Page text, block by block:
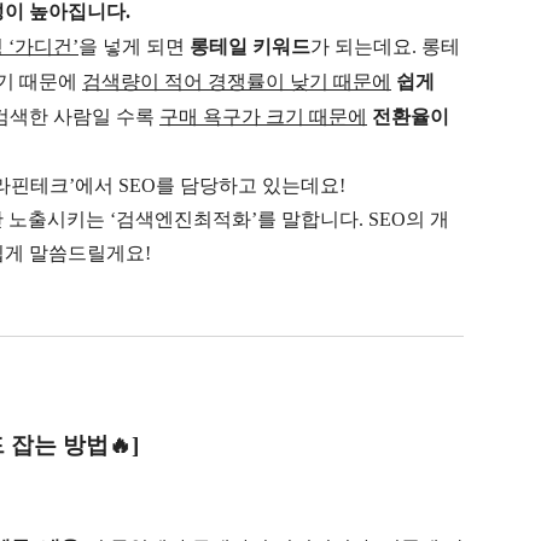
높아집니다.
‘가디건’을 넣게 되면 롱테일 키워드가 되는데요. 롱테
때문에 검색량이 적어 경쟁률이 낮기 때문에 쉽게
색한 사람일 수록 구매 욕구가 크기 때문에 전환율이
테크’에서 SEO를 담당하고 있는데요!
출시키는 ‘검색엔진최적화’를 말합니다. SEO의 개
말씀드릴게요!
잡는 방법🔥]